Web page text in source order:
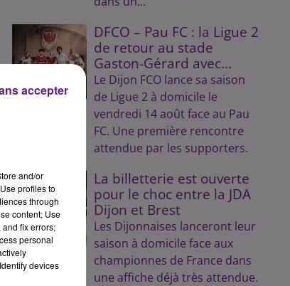
DFCO – Pau FC : la Ligue 2
de retour au stade
Gaston-Gérard avec...
Le Dijon FCO lance sa saison
de Ligue 2 à domicile le
vendredi 14 août face au Pau
FC. Une première rencontre
attendue par les supporters.
La billetterie est ouverte
pour le choc entre la JDA
Dijon et Brest
Les Dijonnaises lanceront leur
saison à domicile face aux
championnes de France dans
une affiche déjà très attendue.
and/or
profiles to
through
content; Use
fix errors;
personal
devices
accepter